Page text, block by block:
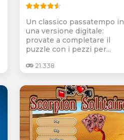
Un classico passatempo in
una versione digitale:
provate a completare il
puzzle con i pezzi per...
21.338